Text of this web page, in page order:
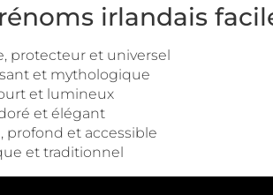
irlandais
protecteur et universel
et mythologique
et lumineux
et élégant
profond et accessible
et traditionnel